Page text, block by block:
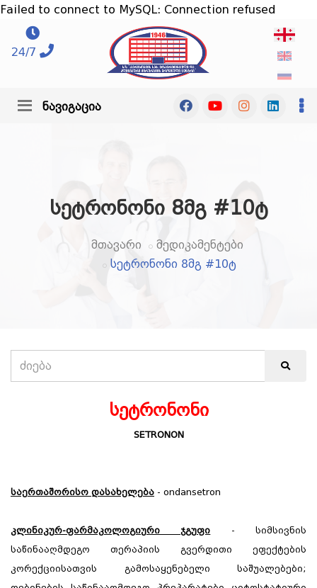
Failed to connect to MySQL: Connection refused
24/7
ნავიგაცია
სეტრონონი 8მგ #10ტ
მთავარი
მედიკამენტები
სეტრონონი 8მგ #10ტ
სეტრონონი
SETRONON
საერთაშორისო დასახელება - ondansetron
კლინიკურ-ფარმაკოლოგიური ჯგუფი - სიმსივნის
საწინააღმდეგო თერაპიის გვერდითი ეფექტების
კორექციისათვის გამოსაყენებელი საშუალებები;